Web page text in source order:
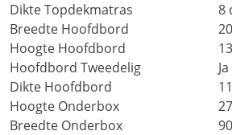
Dikte Topdekmatras
8
Breedte Hoofdbord
Hoogte Hoofdbord
Hoofdbord Tweedelig
Ja
Dikte Hoofdbord
Hoogte Onderbox
Breedte Onderbox